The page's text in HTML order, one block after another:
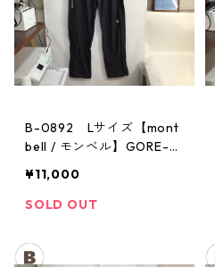
B-0892 Lサイズ【mont
bell / モンベル】GORE-T
パンツ：メンズBK
¥11,000
SOLD OUT